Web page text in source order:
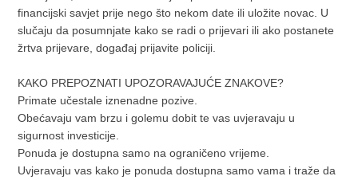
financijski savjet prije nego što nekom date ili uložite novac. U
slučaju da posumnjate kako se radi o prijevari ili ako postanete
žrtva prijevare, događaj prijavite policiji.
KAKO PREPOZNATI UPOZORAVAJUĆE ZNAKOVE?
Primate učestale iznenadne pozive.
Obećavaju vam brzu i golemu dobit te vas uvjeravaju u
sigurnost investicije.
Ponuda je dostupna samo na ograničeno vrijeme.
Uvjeravaju vas kako je ponuda dostupna samo vama i traže da